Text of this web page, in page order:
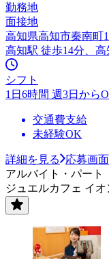
勤務地
面接地
高知県高知市秦南町
高知駅 徒歩14分、
シフト
1日6時間 週3日から
交通費支給
未経験OK
詳細を見る
応募画
アルバイト・パート
ジュエルカフェ イ